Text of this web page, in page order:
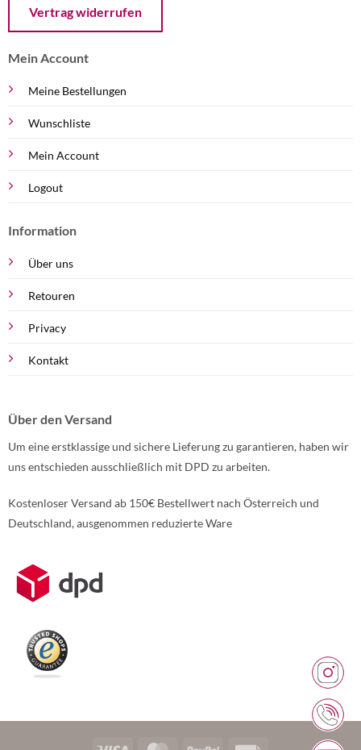
Vertrag widerrufen
Mein Account
Meine Bestellungen
Wunschliste
Mein Account
Logout
Information
Über uns
Retouren
Privacy
Kontakt
Über den Versand
Um eine erstklassige und sichere Lieferung zu garantieren, haben wir
uns entschieden ausschließlich mit DPD zu arbeiten.
Kostenloser Versand ab 150€ Bestellwert nach Österreich und
Deutschland, ausgenommen reduzierte Ware
Weitere Informationen über den gesperrten Inhalt.